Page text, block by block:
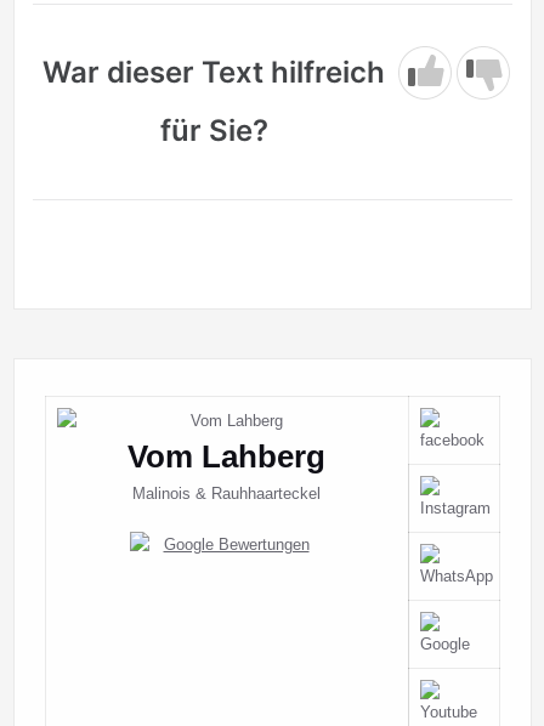
War dieser Text hilfreich
für Sie?
Vom Lahberg
Malinois & Rauhhaarteckel